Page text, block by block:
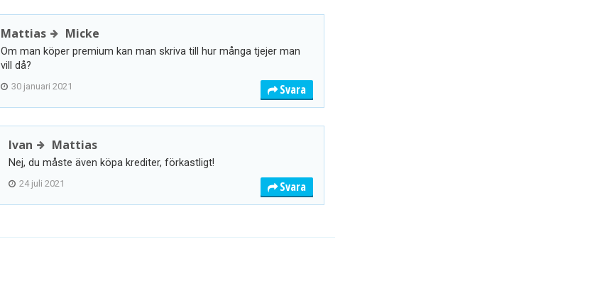
Mattias Micke
Om man köper premium kan man skriva till hur många tjejer man
vill då?
30 januari 2021 Svara
Ivan Mattias
Nej, du måste även köpa krediter, förkastligt!
24 juli 2021 Svara